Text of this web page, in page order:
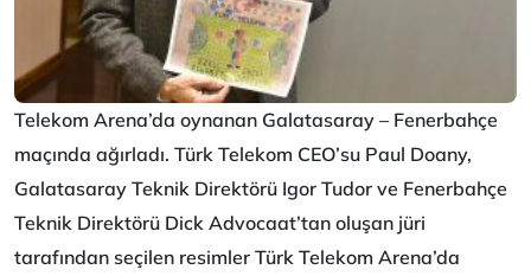
Telekom Arena’da oynanan Galatasaray – Fenerbahçe
maçında ağırladı. Türk Telekom CEO’su Paul Doany,
Galatasaray Teknik Direktörü Igor Tudor ve Fenerbahçe
Teknik Direktörü Dick Advocaat’tan oluşan jüri
tarafından seçilen resimler Türk Telekom Arena’da